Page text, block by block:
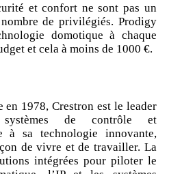
et confort ne sont pas un
de privilégiés. Prodigy
domotique à chaque
et cela à moins de 1000 €.
en 1978, Crestron est le leader
de contrôle et
à sa technologie innovante,
de vivre et de travailler. La
intégrées pour piloter le